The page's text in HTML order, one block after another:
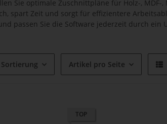
Sie optimale Zuschnittpläne für Holz-,
spart Zeit und sorgt für effizientere
passen Sie die Software jederzeit durch ein
Sortierung Artikel pro Seite
TOP